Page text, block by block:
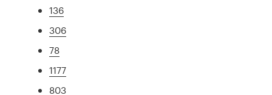
136
306
78
1177
803